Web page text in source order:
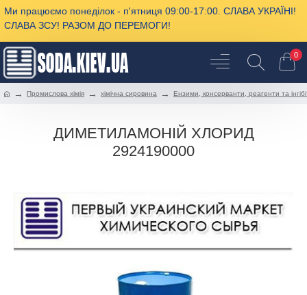
Ми працюємо понеділок - п'ятниця 09:00-17:00. СЛАВА УКРАЇНІ!
СЛАВА ЗСУ! РАЗОМ ДО ПЕРЕМОГИ!
0
Промислова хімія хімічна сировина Ензими, консерванти, реагенти та
ДИМЕТИЛАМОНІЙ ХЛОРИД
2924190000